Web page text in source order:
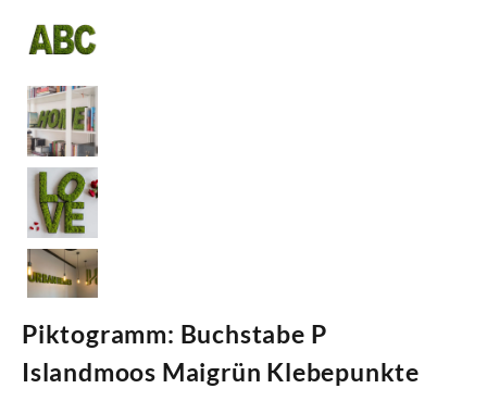
Piktogramm: Buchstabe P
Islandmoos Maigrün Klebepunkte